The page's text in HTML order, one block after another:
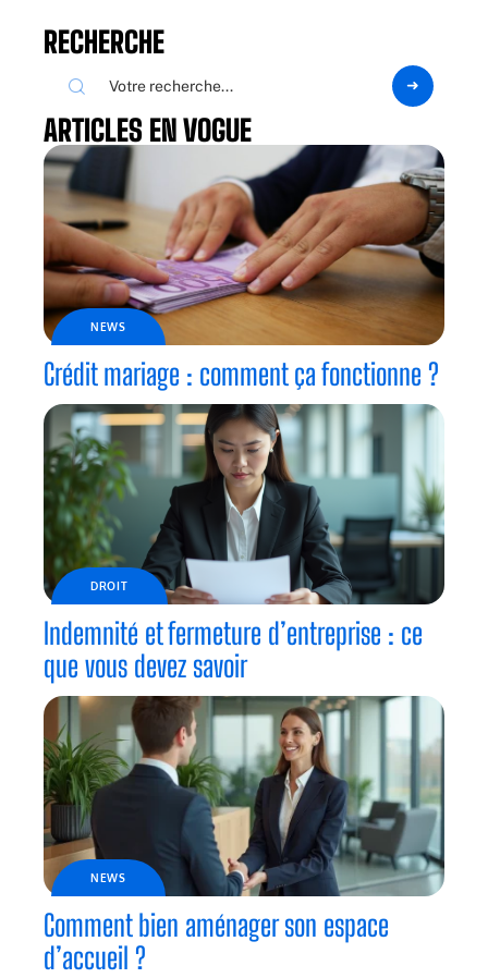
RECHERCHE
ARTICLES EN VOGUE
NEWS
Crédit mariage : comment ça fonctionne ?
DROIT
Indemnité et fermeture d’entreprise : ce
que vous devez savoir
NEWS
Comment bien aménager son espace
d’accueil ?